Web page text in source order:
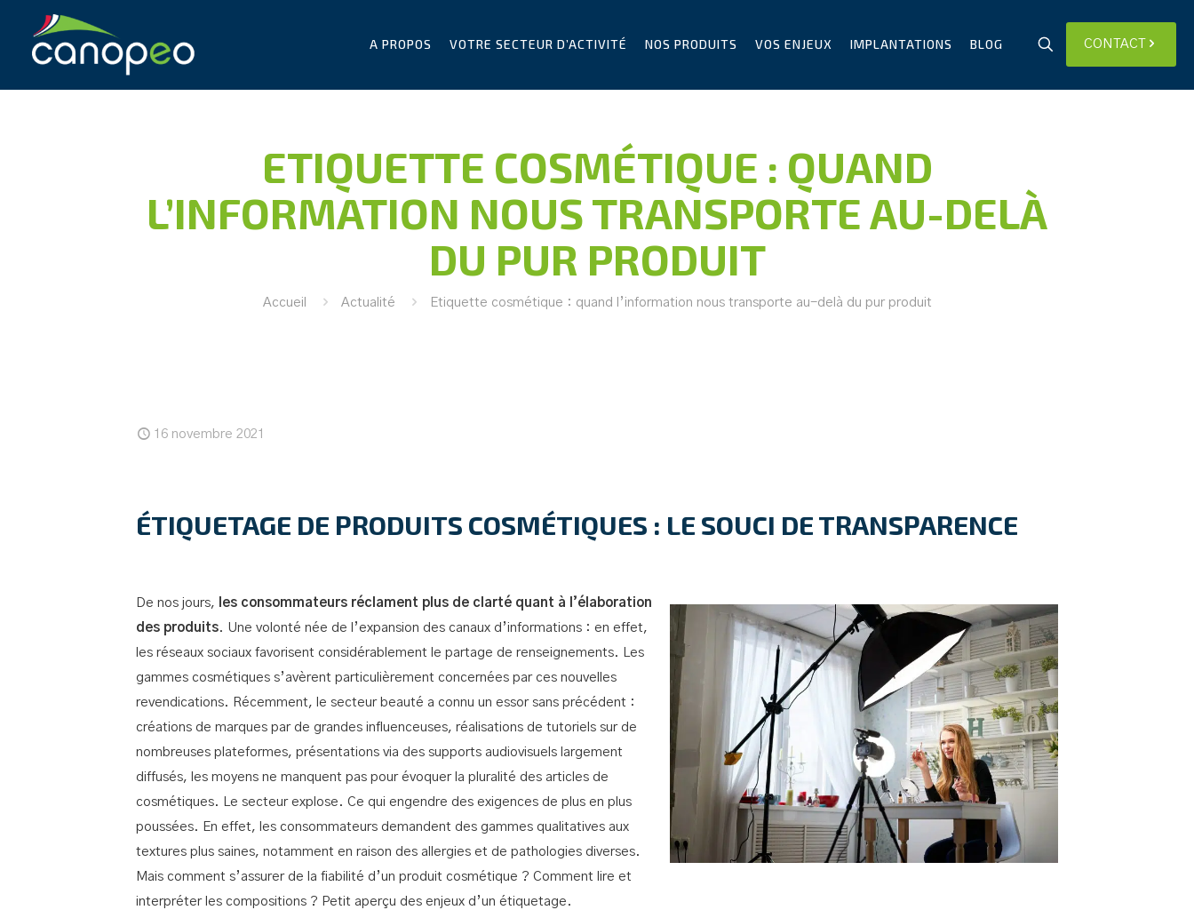
A PROPOS VOTRE SECTEUR D’ACTIVITÉ NOS PRODUITS VOS ENJEUX IMPLANTATIONS BLOG CONTACT
ETIQUETTE COSMÉTIQUE : QUAND
L’INFORMATION NOUS TRANSPORTE AU-DELÀ
DU PUR PRODUIT
Accueil Actualité Etiquette cosmétique : quand l’information nous transporte au-delà du pur produit
16 novembre 2021
ÉTIQUETAGE DE PRODUITS COSMÉTIQUES : LE SOUCI DE TRANSPARENCE
De nos jours,
les consommateurs réclament plus de clarté quant à l’élaboration
des produits. Une volonté née de l’expansion des canaux d’informations : en effet,
les réseaux sociaux favorisent considérablement le partage de renseignements. Les
gammes cosmétiques s’avèrent particulièrement concernées par ces nouvelles
revendications. Récemment, le secteur beauté a connu un essor sans précédent :
créations de marques par de grandes influenceuses, réalisations de tutoriels sur de
nombreuses plateformes, présentations via des supports audiovisuels largement
diffusés, les moyens ne manquent pas pour évoquer la pluralité des articles de
cosmétiques. Le secteur explose. Ce qui engendre des exigences de plus en plus
poussées. En effet, les consommateurs demandent des gammes qualitatives aux
textures plus saines, notamment en raison des allergies et de pathologies diverses.
Mais comment s’assurer de la fiabilité d’un produit cosmétique ? Comment lire et
interpréter les compositions ? Petit aperçu des enjeux d’un étiquetage.